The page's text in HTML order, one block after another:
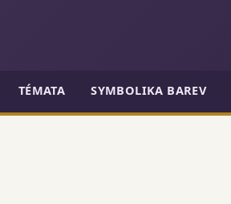
TÉMATA SYMBOLIKA BAREV